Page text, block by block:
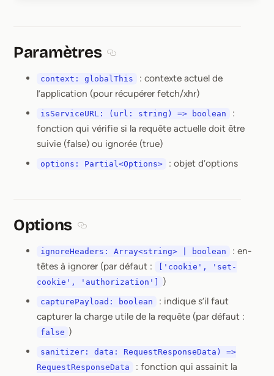
Paramètres
context: globalThis
: contexte actuel de
l’application (pour récupérer fetch/xhr)
isServiceURL: (url: string) => boolean
:
fonction qui vérifie si la requête actuelle doit être
suivie (false) ou ignorée (true)
options: Partial<Options> : objet d’options
Options
ignoreHeaders: Array<string> | boolean
: en-
têtes à ignorer (par défaut :
['cookie', 'set-
cookie', 'authorization']
)
capturePayload: boolean
: indique s’il faut
capturer la charge utile de la requête (par défaut :
false )
sanitizer: data: RequestResponseData) =>
RequestResponseData
: fonction qui assainit la